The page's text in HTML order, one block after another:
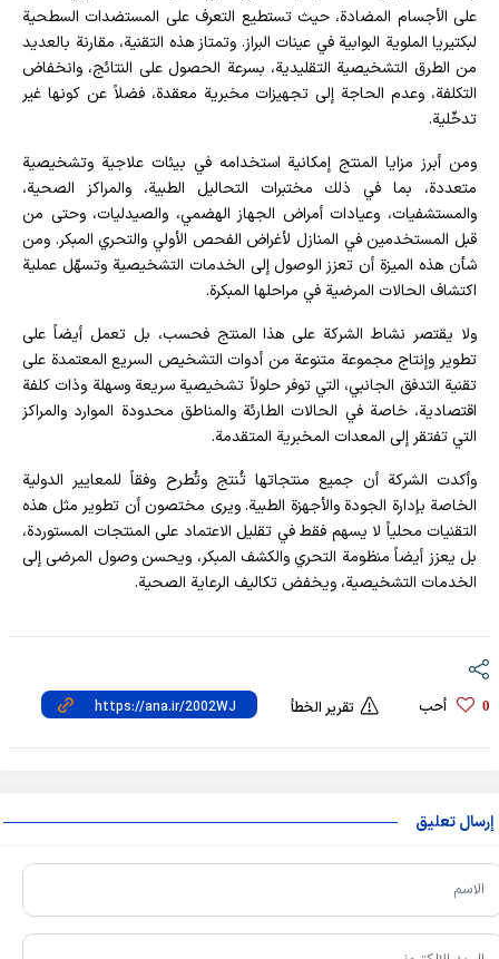
على الأجسام المضادة، حيث تستطيع التعرف على المستضدات السطحية
لبكتيريا الملوية البوابية في عينات البراز. وتمتاز هذه التقنية، مقارنة بالعديد
من الطرق التشخيصية التقليدية، بسرعة الحصول على النتائج، وانخفاض
التكلفة، وعدم الحاجة إلى تجهيزات مخبرية معقدة، فضلاً عن كونها غير
تدخّلية.
ومن أبرز مزايا المنتج إمكانية استخدامه في بيئات علاجية وتشخيصية
متعددة، بما في ذلك مختبرات التحاليل الطبية، والمراكز الصحية،
والمستشفيات، وعيادات أمراض الجهاز الهضمي، والصيدليات، وحتى من
قبل المستخدمين في المنازل لأغراض الفحص الأولي والتحري المبكر. ومن
شأن هذه الميزة أن تعزز الوصول إلى الخدمات التشخيصية وتسهّل عملية
اكتشاف الحالات المرضية في مراحلها المبكرة.
ولا يقتصر نشاط الشركة على هذا المنتج فحسب، بل تعمل أيضاً على
تطوير وإنتاج مجموعة متنوعة من أدوات التشخيص السريع المعتمدة على
تقنية التدفق الجانبي، التي توفر حلولاً تشخيصية سريعة وسهلة وذات كلفة
اقتصادية، خاصة في الحالات الطارئة والمناطق محدودة الموارد والمراكز
التي تفتقر إلى المعدات المخبرية المتقدمة.
وأكدت الشركة أن جميع منتجاتها تُنتج وتُطرح وفقاً للمعايير الدولية
الخاصة بإدارة الجودة والأجهزة الطبية. ويرى مختصون أن تطوير مثل هذه
التقنيات محلياً لا يسهم فقط في تقليل الاعتماد على المنتجات المستوردة،
بل يعزز أيضاً منظومة التحري والكشف المبكر، ويحسن وصول المرضى إلى
الخدمات التشخيصية، ويخفض تكاليف الرعاية الصحية.
0 أحب تقرير الخطأ
إرسال تعليق